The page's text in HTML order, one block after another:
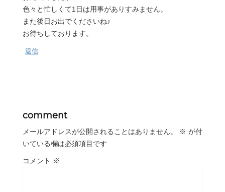
色々と忙しくて1日は用事がありすみません。
また後日お出でくださいね♪
お待ちしております。
返信
comment
メールアドレスが公開されることはありません。 ※ が付
いている欄は必須項目です
コメント ※